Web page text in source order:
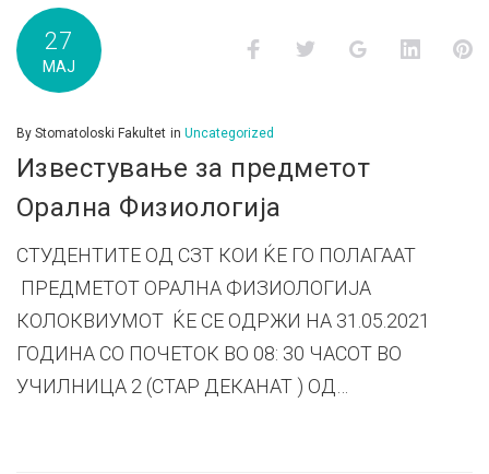
27
МАЈ
FacebookTwitter Google+
By Stomatoloski Fakultet in Uncategorized
Известување за предметот
Орална Физиологија
СТУДЕНТИТЕ ОД СЗТ КОИ ЌЕ ГО ПОЛАГААТ
ПРЕДМЕТОТ ОРАЛНА ФИЗИОЛОГИЈА
КОЛОКВИУМОТ ЌЕ СЕ ОДРЖИ НА 31.05.2021
ГОДИНА СО ПОЧЕТОК ВО 08: 30 ЧАСОТ ВО
УЧИЛНИЦА 2 (СТАР ДЕКАНАТ ) ОД…